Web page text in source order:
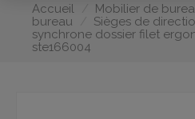
Accueil Mobilier de
bureau
Sièges de
synchrone dossier filet
ste166004